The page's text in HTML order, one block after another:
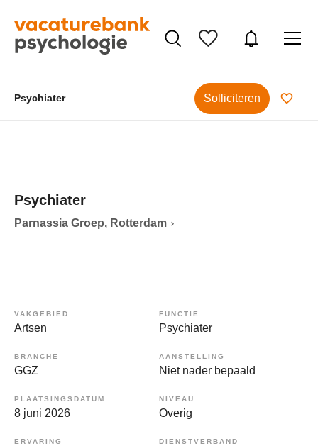
Psychiater Solliciteren
Psychiater
Parnassia Groep, Rotterdam
VAKGEBIED
Artsen
FUNCTIE
Psychiater
BRANCHE
GGZ
AANSTELLING
Niet nader bepaald
PLAATSINGSDATUM
8 juni 2026
NIVEAU
Overig
ERVARING DIENSTVERBAND